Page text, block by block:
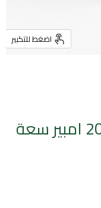
اضغط للتكبير
مفتاح اوتوماتيك احادى 20 امبير سعة